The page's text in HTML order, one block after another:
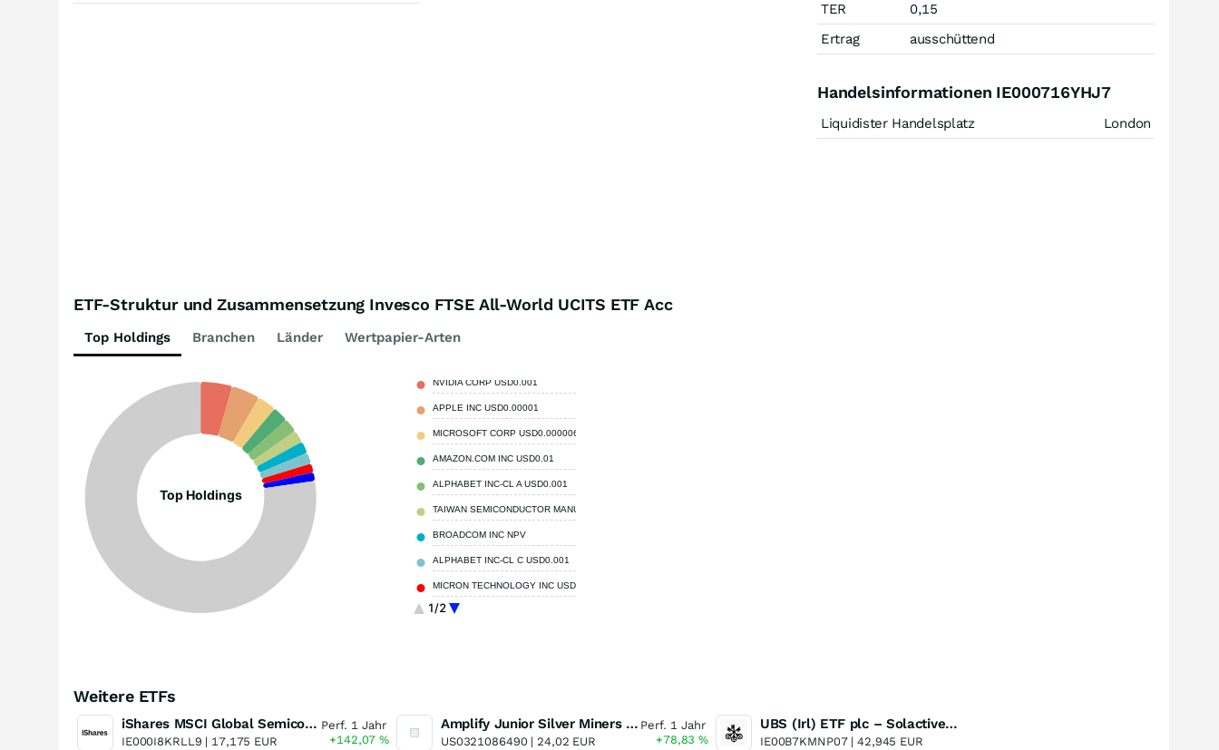
ETF-Struktur und Zusammensetzung Invesco FTSE All-World UCITS ETF Acc
Top Holdings Branchen Länder Wertpapier-Arten
Top Holdings
1/2
NVIDIA CORP USD0.001
APPLE INC USD0.00001
MICROSOFT CORP USD0.00000625
AMAZON.COM INC USD0.01
ALPHABET INC-CL A USD0.001
TAIWAN SEMICONDUCTOR MANUFAC TWD10
BROADCOM INC NPV
ALPHABET INC-CL C USD0.001
MICRON TECHNOLOGY INC USD0.1
Meta Platforms INC USD0.000006
TER
0,15
Ertrag
ausschüttend
Handelsinformationen IE000716YHJ7
Liquidister Handelsplatz London
Weitere ETFs
iShares MSCI Global Semiconductors UCITS ETF USD (Acc)
IE000I8KRLL9 | 17,175 EUR
Perf. 1 Jahr
+142,07%
Amplify Junior Silver Miners ETF Junior Silver Miners ETF
US0321086490 | 24,02 EUR
Perf. 1 Jahr
+78,83%
UBS (Irl) ETF plc – Solactive Global Pure Gold Miners UCITS ETF - A Dis USD o.N.
IE00B7KMNP07 |42,945 EUR